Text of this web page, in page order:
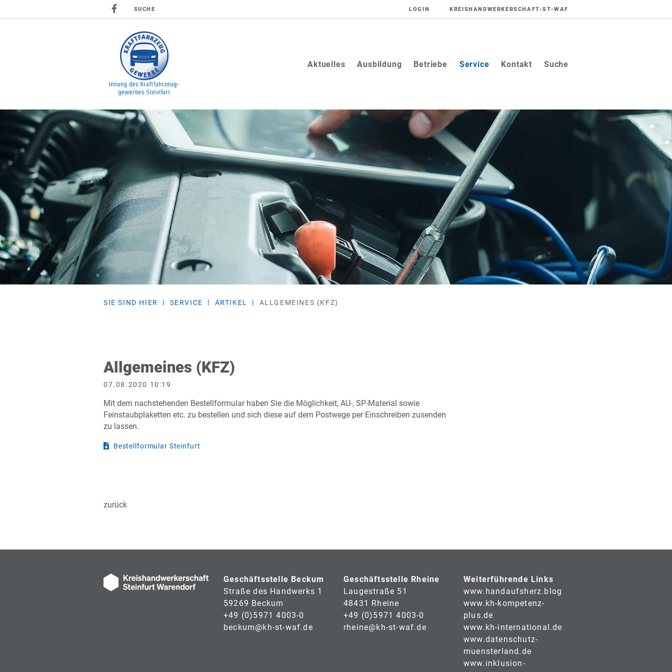
SUCHE LOGIN KREISHANDWERKERSCHAFT-ST-WAF
Aktuelles Ausbildung Betriebe Service Kontakt Suche
SIE SIND HIER SERVICE ARTIKEL ALLGEMEINES (KFZ)
Allgemeines (KFZ)
07.08.2020 10:19
Mit dem nachstehenden Bestellformular haben Sie die Möglichkeit, AU-, SP-Material sowie
Feinstaubplaketten etc. zu bestellen und sich diese auf dem Postwege per Einschreiben zusenden
zu lassen.
Bestellformular Steinfurt
zurück
Geschäftsstelle Beckum
Straße des Handwerks 1
59269 Beckum
+49 (0)5971 4003-0
beckum@kh-st-waf.de
Geschäftsstelle Rheine
Laugestraße 51
48431 Rheine
+49 (0)5971 4003-0
rheine@kh-st-waf.de
Weiterführende Links
www.handaufsherz.blog
www.kh-kompetenz-
plus.de
www.kh-international.de
www.datenschutz-
muensterland.de
www.inklusion-